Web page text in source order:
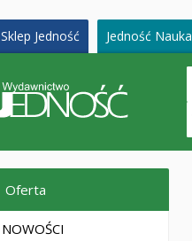
Sklep Jedność Jedność Nauka
Oferta
NOWOŚCI